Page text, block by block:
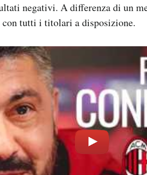
negativi. A differenza di un
con tutti i titolari a disposizione.